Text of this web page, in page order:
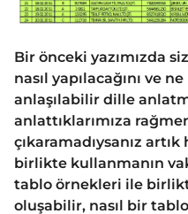
Bir önceki yazımızda
nasıl yapılacağını ve
anlaşılabilir dille
anlattıklarımıza
çıkaramadıysanız
birlikte kullanmanın
tablo örnekleri ile
oluşabilir, nasıl bir